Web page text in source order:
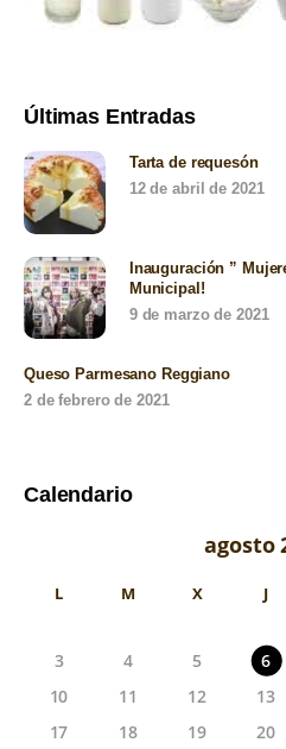
Últimas Entradas
Tarta de requesón
12 de abril de 2021
Inauguración ”
Municipal!
9 de marzo de 2021
Queso Parmesano Reggiano
2 de febrero de 2021
Calendario
agosto
L M X J
3
4 5 6
10
11 12 13
17
18 19 20